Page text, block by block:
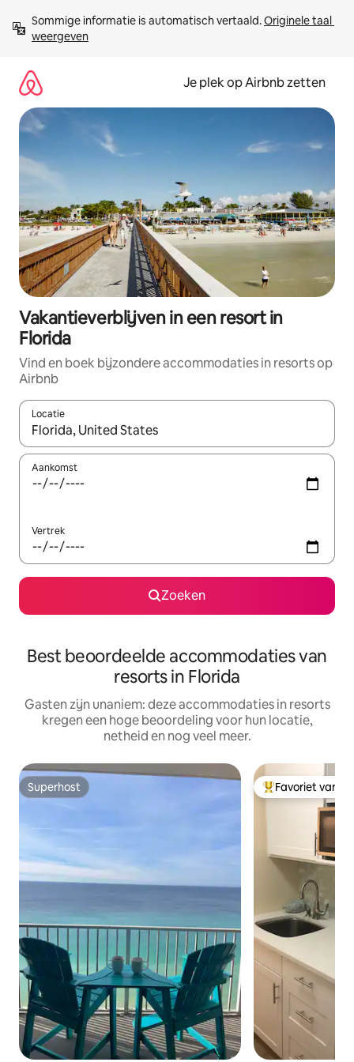
direct
naar
Sommige informatie is automatisch vertaald. Originele taal
weergeven
Je plek op Airbnb zetten
Vakantieverblijven in een resort in
Florida
Vind en boek bijzondere accommodaties in resorts op
Airbnb
Locatie
Wanneer er resultaten beschikbaar zijn, maak je een keuze
Aankomst
Vertrek
Zoeken
Best beoordeelde accommodaties van
resorts in Florida
Gasten zijn unaniem: deze accommodaties in resorts
kregen een hoge beoordeling voor hun locatie,
netheid en nog veel meer.
Superhost
Superhost Topfavoriet van
Favoriet van